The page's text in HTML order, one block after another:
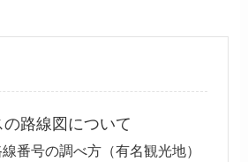
路線図について
番号の調べ方（有名観光地）